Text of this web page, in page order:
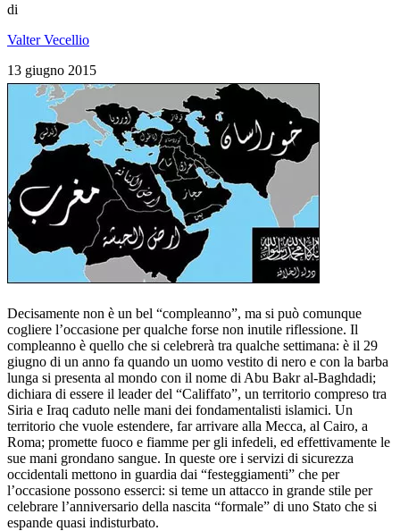
di
Valter Vecellio
13 giugno 2015
Decisamente non è un bel “compleanno”, ma si può comunque
cogliere l’occasione per qualche forse non inutile riflessione. Il
compleanno è quello che si celebrerà tra qualche settimana: è il 29
giugno di un anno fa quando un uomo vestito di nero e con la barba
lunga si presenta al mondo con il nome di Abu Bakr al-Baghdadi;
dichiara di essere il leader del “Califfato”, un territorio compreso tra
Siria e Iraq caduto nelle mani dei fondamentalisti islamici. Un
territorio che vuole estendere, far arrivare alla Mecca, al Cairo, a
Roma; promette fuoco e fiamme per gli infedeli, ed effettivamente le
sue mani grondano sangue. In queste ore i servizi di sicurezza
occidentali mettono in guardia dai “festeggiamenti” che per
l’occasione possono esserci: si teme un attacco in grande stile per
celebrare l’anniversario della nascita “formale” di uno Stato che si
espande quasi indisturbato.